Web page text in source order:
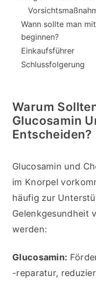
Wann sollte man
beginnen?
Einkaufsführer
Schlussfolgerung
Warum
Glucosamin
Entscheiden?
Glucosamin und
im Knorpel
häufig zur
Gelenkgesundheit
werden:
Glucosamin:
-reparatur,